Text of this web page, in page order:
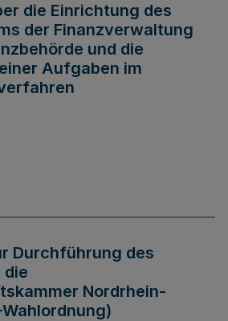
die Einrichtung des
der Finanzverwaltung
und die
Aufgaben im
Durchführung des
die
Nordrhein-